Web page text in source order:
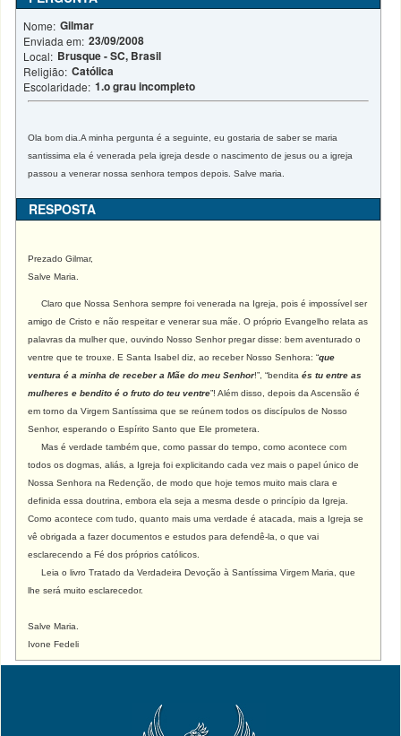
Nome: Gilmar
Enviada em: 23/09/2008
Local: Brusque - SC, Brasil
Religião: Católica
Escolaridade: 1.o grau incompleto
Ola bom dia.A minha pergunta é a seguinte, eu gostaria de saber se maria
santissima ela é venerada pela igreja desde o nascimento de jesus ou a igreja
passou a venerar nossa senhora tempos depois. Salve maria.
RESPOSTA
Prezado Gilmar,
Salve Maria.
Claro que Nossa Senhora sempre foi venerada na Igreja, pois é impossível ser
amigo de Cristo e não respeitar e venerar sua mãe. O próprio Evangelho relata as
palavras da mulher que, ouvindo Nosso Senhor pregar disse: bem aventurado o
ventre que te trouxe. E Santa Isabel diz, ao receber Nosso Senhora: “que
ventura é a minha de receber a Mãe do meu Senhor!”, “benditaés tu entre as
mulheres e bendito é o fruto do teu ventre”! Além disso, depois da Ascensão é
em torno da Virgem Santíssima que se reúnem todos os discípulos de Nosso
Senhor, esperando o Espírito Santo que Ele prometera.
Mas é verdade também que, como passar do tempo, como acontece com
todos os dogmas, aliás, a Igreja foi explicitando cada vez mais o papel único de
Nossa Senhora na Redenção, de modo que hoje temos muito mais clara e
definida essa doutrina, embora ela seja a mesma desde o princípio da Igreja.
Como acontece com tudo, quanto mais uma verdade é atacada, mais a Igreja se
vê obrigada a fazer documentos e estudos para defendê-la, o que vai
esclarecendo a Fé dos próprios católicos.
Leia o livro Tratado da Verdadeira Devoção à Santíssima Virgem Maria, que
lhe será muito esclarecedor.
Salve Maria.
Ivone Fedeli